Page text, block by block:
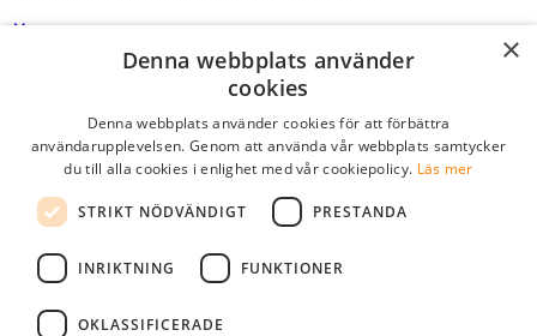
Lösenord
kom ihåg mig
logga in
Kostnadsfri företagsprofil
×
Denna webbplats använder
cookies
Denna webbplats använder cookies för att förbättra
användarupplevelsen. Genom att använda vår webbplats samtycker
du till alla cookies i enlighet med vår cookiepolicy. Läs mer
STRIKT NÖDVÄNDIGT PRESTANDA
INRIKTNING FUNKTIONER
OKLASSIFICERADE